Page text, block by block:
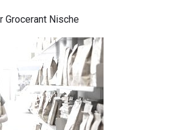
Grocerant Nische